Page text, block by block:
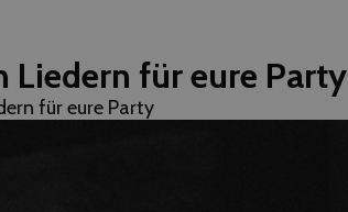
Liedern für eure Party
für eure Party